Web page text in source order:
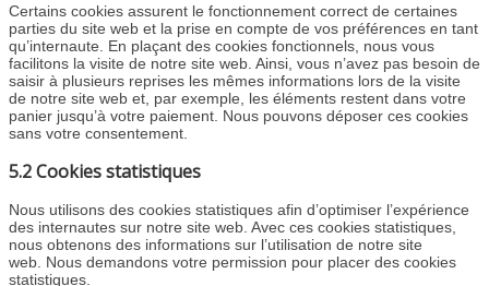
Certains cookies assurent le fonctionnement correct de certaines
parties du site web et la prise en compte de vos préférences en tant
qu’internaute. En plaçant des cookies fonctionnels, nous vous
facilitons la visite de notre site web. Ainsi, vous n’avez pas besoin de
saisir à plusieurs reprises les mêmes informations lors de la visite
de notre site web et, par exemple, les éléments restent dans votre
panier jusqu’à votre paiement. Nous pouvons déposer ces cookies
sans votre consentement.
5.2 Cookies statistiques
Nous utilisons des cookies statistiques afin d’optimiser l’expérience
des internautes sur notre site web. Avec ces cookies statistiques,
nous obtenons des informations sur l’utilisation de notre site
web. Nous demandons votre permission pour placer des cookies
statistiques.